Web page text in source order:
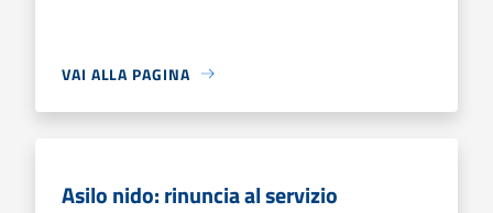
VAI ALLA PAGINA
Asilo nido: rinuncia al servizio